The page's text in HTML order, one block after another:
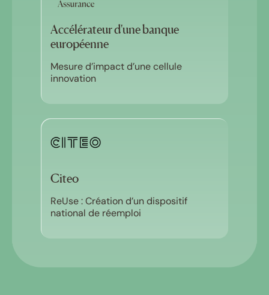
Accélérateur d'une banque
européenne
Mesure d’impact d’une cellule
innovation
Citeo
ReUse : Création d’un dispositif
national de réemploi